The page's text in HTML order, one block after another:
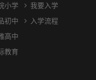
小学
初中
高中
教育
我要入学
入学流程